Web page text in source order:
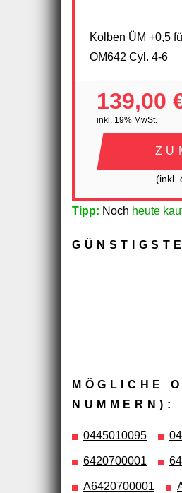
Kolben ÜM +0,5
OM642 Cyl. 4-6
139,00
inkl. 19% MwSt.
(inkl.
Tipp: Noch heute
MÖGLICHE
NUMMERN):
0445010095
6420700001
A6420700001